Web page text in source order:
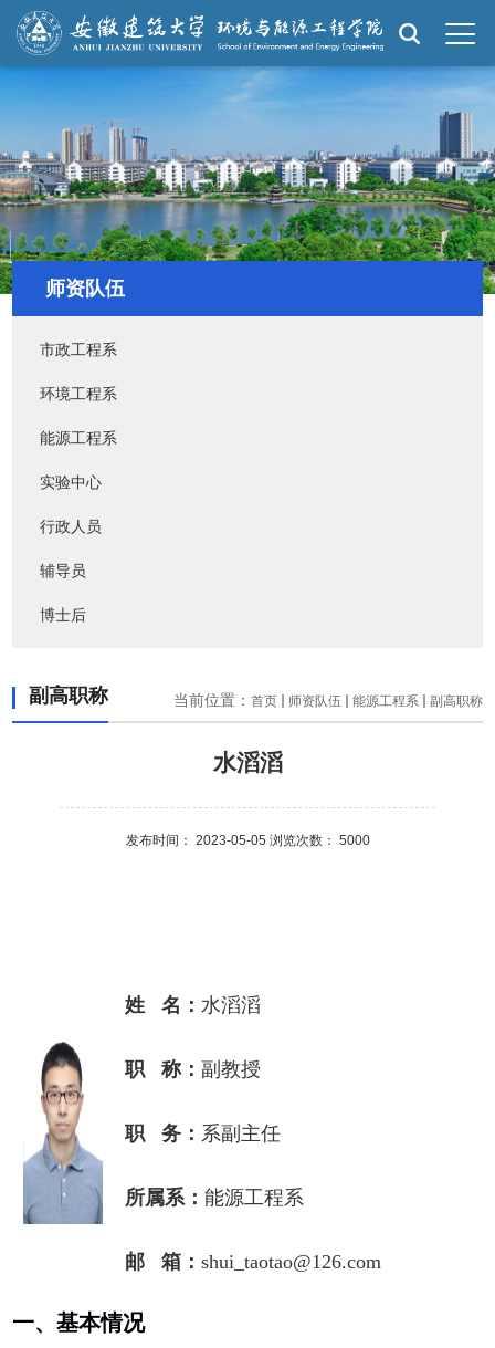
师资队伍
市政工程系
环境工程系
能源工程系
实验中心
行政人员
辅导员
博士后
副高职称 当前位置： 首页 师资队伍 能源工程系 副高职称
水滔滔
发布时间： 2023-05-05 浏览次数： 5000
姓 名：水滔滔
职 称：副教授
职 务： 系副主任
所属系：能源工程系
邮 箱：shui_taotao@126.com
一、基本情况